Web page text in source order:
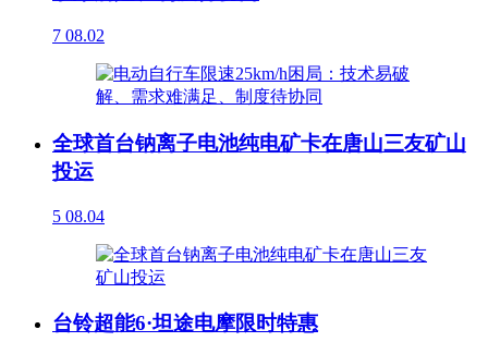
7 08.02
全球首台钠离子电池纯电矿卡在唐山三友矿山
投运
5 08.04
台铃超能6·坦途电摩限时特惠